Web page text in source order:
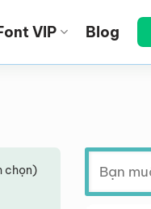
VIP Blog
chọn)
Tìm
kiếm: